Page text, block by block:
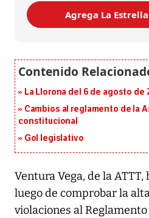
Agrega La
La Llorona del 6 de agosto de
Cambios al reglamento de la
constitucional
Gol legislativo
Ventura Vega, de la
luego de comprobar la
violaciones al